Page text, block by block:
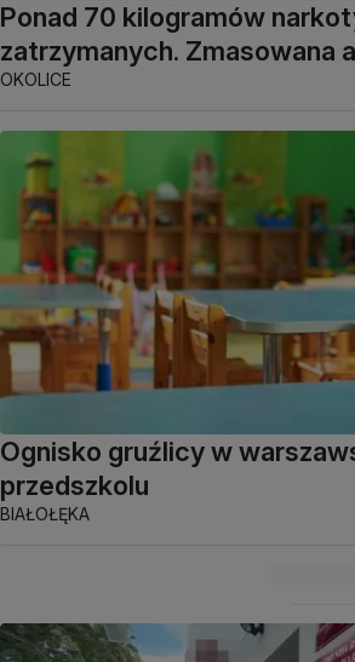
Ponad 70 kilogramów
zatrzymanych. Zmasowana
OKOLICE
Ognisko gruźlicy w
przedszkolu
BIAŁOŁĘKA